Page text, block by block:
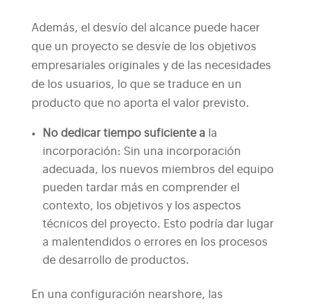
Además, el desvío del alcance puede hacer
que un proyecto se desvíe de los objetivos
empresariales originales y de las necesidades
de los usuarios, lo que se traduce en un
producto que no aporta el valor previsto.
No dedicar tiempo suficiente a la
incorporación: Sin una incorporación
adecuada, los nuevos miembros del equipo
pueden tardar más en comprender el
contexto, los objetivos y los aspectos
técnicos del proyecto. Esto podría dar lugar
a malentendidos o errores en los procesos
de desarrollo de productos.
En una configuración nearshore, las